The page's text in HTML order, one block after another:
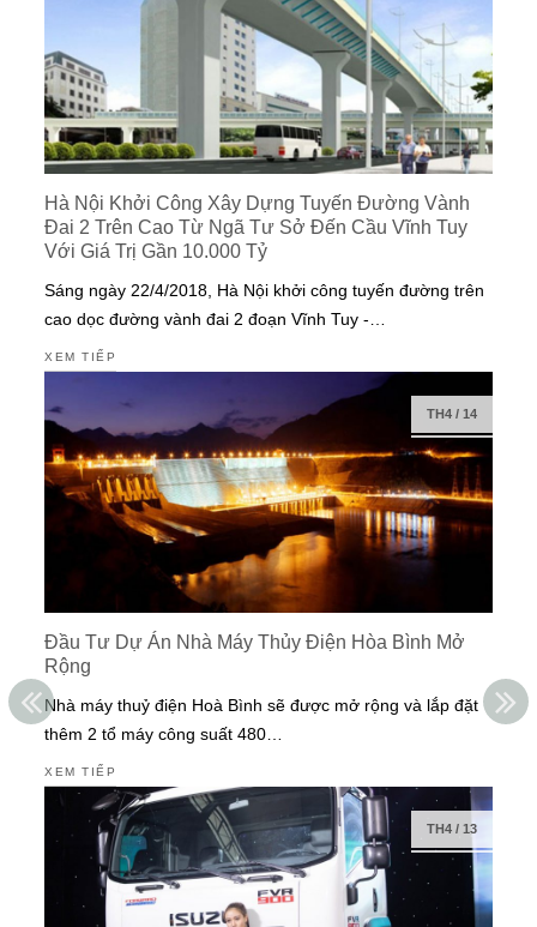
Hà Nội Khởi Công Xây Dựng Tuyến Đường Vành
Đai 2 Trên Cao Từ Ngã Tư Sở Đến Cầu Vĩnh Tuy
Với Giá Trị Gần 10.000 Tỷ
Sáng ngày 22/4/2018, Hà Nội khởi công tuyến đường trên
cao dọc đường vành đai 2 đoạn Vĩnh Tuy -…
XEM TIẾP
TH4/ 14
Đầu Tư Dự Án Nhà Máy Thủy Điện Hòa Bình Mở
Rộng
Nhà máy thuỷ điện Hoà Bình sẽ được mở rộng và lắp đặt
thêm 2 tổ máy công suất 480…
XEM TIẾP
TH4/ 13